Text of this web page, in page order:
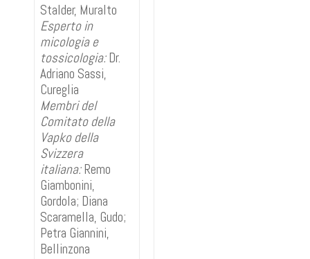
Stalder, Muralto
Esperto in
micologia e
tossicologia:Dr.
Adriano Sassi,
Cureglia
Membri del
Comitato della
Vapko della
Svizzera
italiana:Remo
Giambonini,
Gordola; Diana
Scaramella, Gudo;
Petra Giannini,
Bellinzona